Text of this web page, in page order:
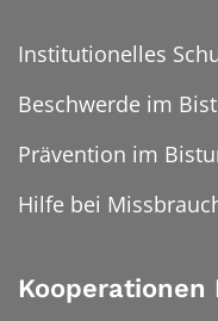
Institutionelles
Beschwerde im
Prävention im
Hilfe bei
Kooperationen